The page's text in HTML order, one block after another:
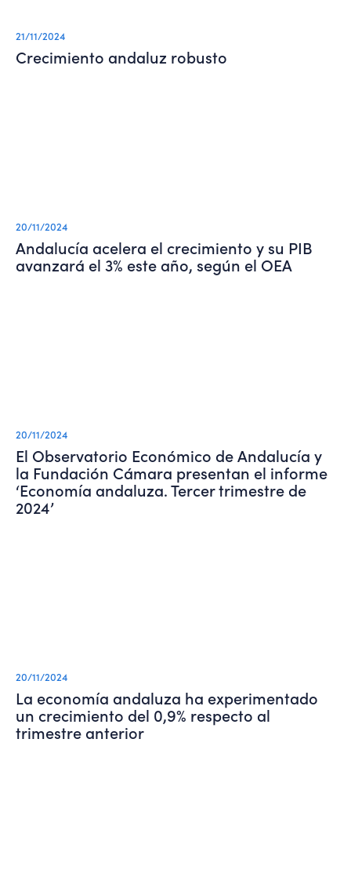
21/11/2024
Crecimiento andaluz robusto
20/11/2024
Andalucía acelera el crecimiento y su PIB
avanzará el 3% este año, según el OEA
20/11/2024
El Observatorio Económico de Andalucía y
la Fundación Cámara presentan el informe
‘Economía andaluza. Tercer trimestre de
2024’
20/11/2024
La economía andaluza ha experimentado
un crecimiento del 0,9% respecto al
trimestre anterior